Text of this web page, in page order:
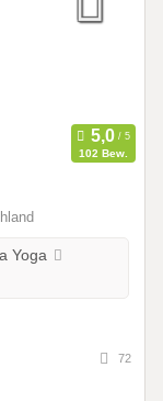
102 Bew.
Yoga
72